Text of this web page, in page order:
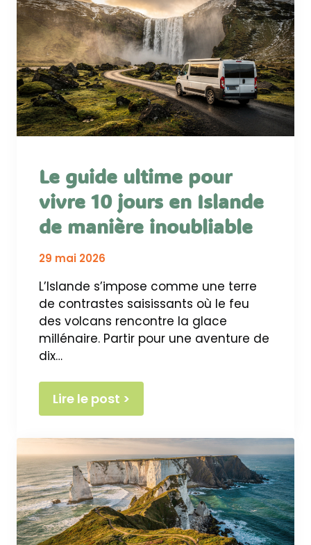
Le guide ultime pour
vivre 10 jours en Islande
de manière inoubliable
29 mai 2026
L’Islande s’impose comme une terre
de contrastes saisissants où le feu
des volcans rencontre la glace
millénaire. Partir pour une aventure de
dix…
Lire le post >